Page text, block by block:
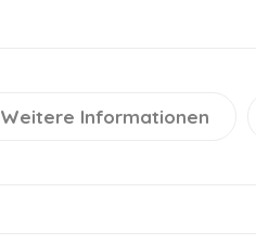
Weitere Informationen